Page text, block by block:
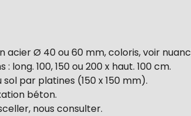
acier Ø 40 ou 60 mm, coloris, voir
: long. 100, 150 ou 200 x haut. 100 cm.
sol par platines (150 x 150 mm).
béton.
nous consulter.